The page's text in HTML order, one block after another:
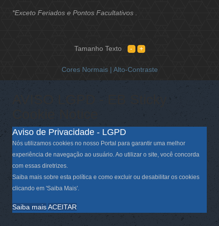
*Exceto Feriados e Pontos Facultativos .
Tamanho Texto
Cores Normais | Alto-Contraste
AVISO LGPD - EB Sticky
Cookie Notice
Aviso de Privacidade - LGPD
Nós utilizamos cookies no nosso Portal para garantir uma melhor
experiência de navegação ao usuário. Ao utilizar o site, você concorda
com essas diretrizes.
Saiba mais sobre esta política e como excluir ou desabilitar os cookies
clicando em 'Saiba Mais'.
Saiba maisACEITAR